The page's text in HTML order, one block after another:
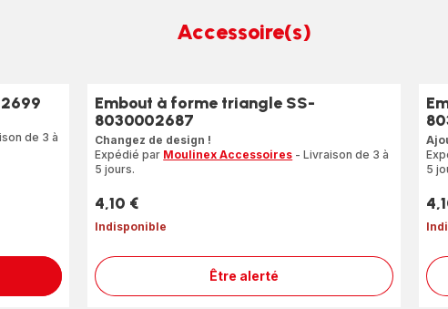
Accessoire(s)
de 3 à
Être alerté
Embout
Embout à forme triangle SS-
8030002687
Changez de design !
Expédié par Moulinex Accessoires - Livraison de 3 à
5 jours.
Prix
4,10 €
Indisponible
5
Prix